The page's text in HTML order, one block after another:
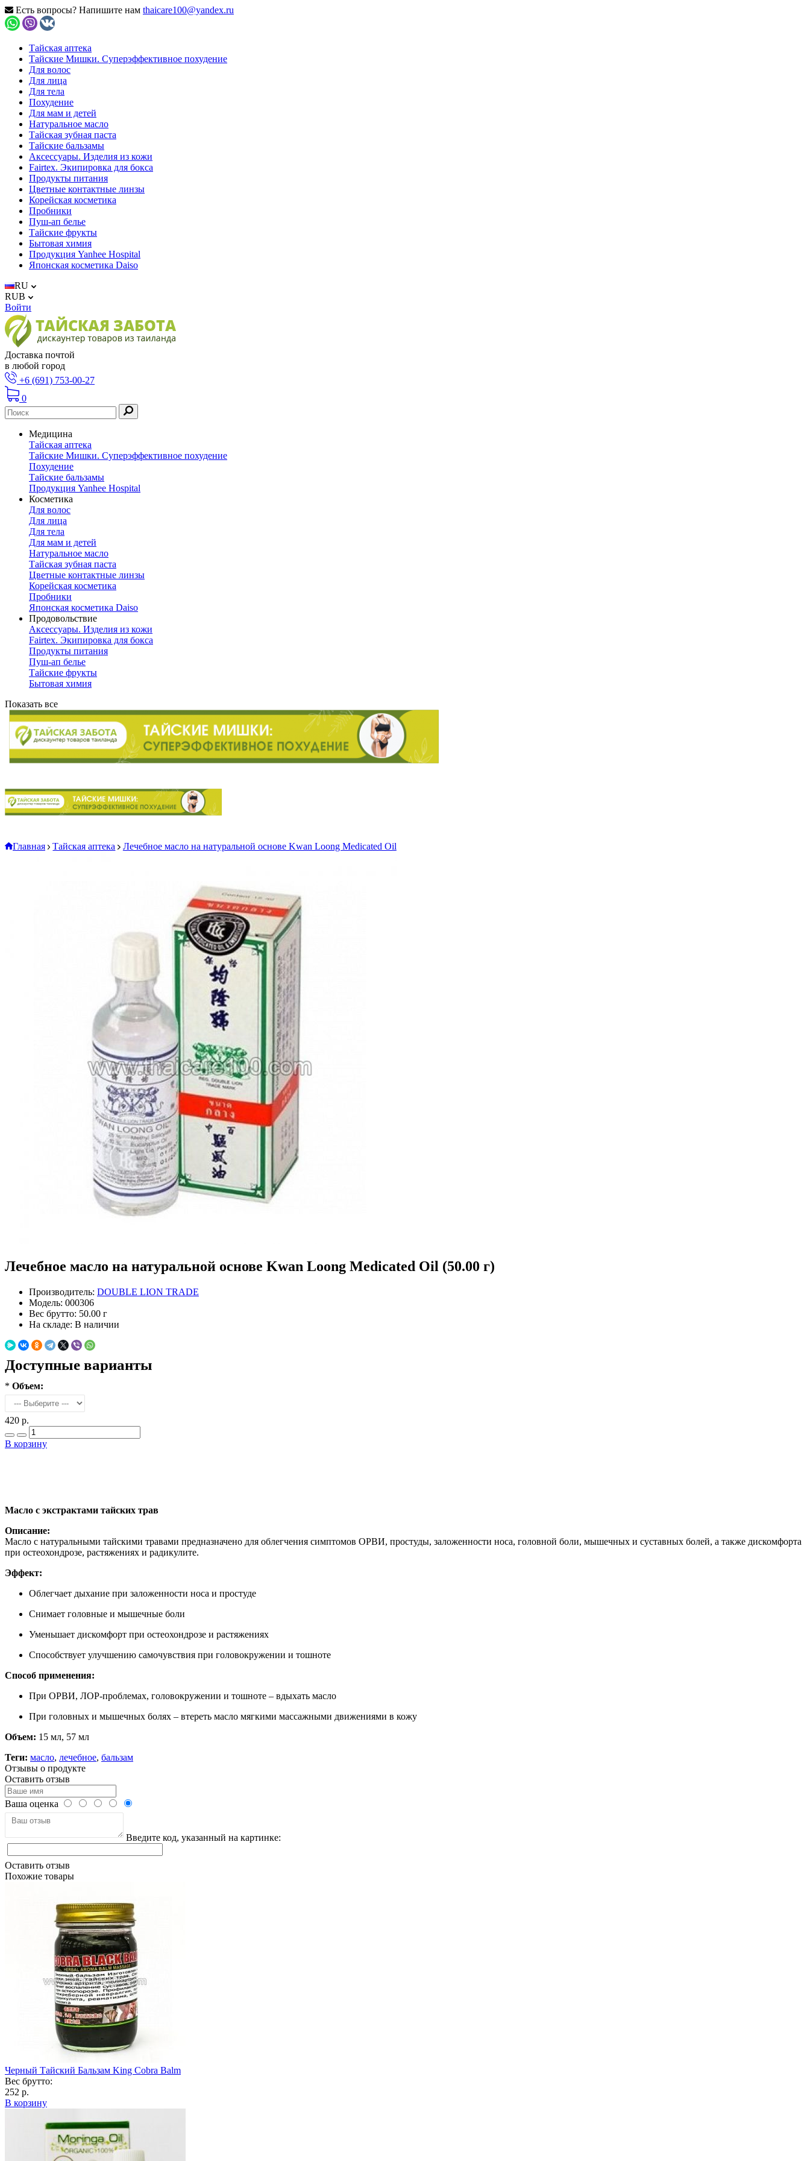
Есть вопросы? Напишите нам thaicare100@yandex.ru
Тайская аптека
Тайские Мишки. Суперэффективное похудение
Для волос
Для лица
Для тела
Похудение
Для мам и детей
Натуральное масло
Тайская зубная паста
Тайские бальзамы
Аксессуары. Изделия из кожи
Fairtex. Экипировка для бокса
Продукты питания
Цветные контактные линзы
Корейская косметика
Пробники
Пуш-ап белье
Тайские фрукты
Бытовая химия
Продукция Yanhee Hospital
Японская косметика Daiso
RU
RUB
Войти
Доставка почтой
в любой город
+6 (691) 753-00-27
0
Медицина
Тайская аптека
Тайские Мишки. Суперэффективное похудение
Похудение
Тайские бальзамы
Продукция Yanhee Hospital
Косметика
Для волос
Для лица
Для тела
Для мам и детей
Натуральное масло
Тайская зубная паста
Цветные контактные линзы
Корейская косметика
Пробники
Японская косметика Daiso
Продовольствие
Аксессуары. Изделия из кожи
Fairtex. Экипировка для бокса
Продукты питания
Пуш-ап белье
Тайские фрукты
Бытовая химия
Показать все
Главная Тайская аптека Лечебное масло на натуральной основе Kwan Loong Medicated Oil
Лечебное масло на натуральной основе Kwan Loong Medicated Oil (50.00 г)
Производитель: DOUBLE LION TRADE
Модель: 000306
Вес брутто: 50.00 г
На складе: В наличии
Доступные варианты
* Объем:
420 р.
В корзину
Масло с экстрактами тайских трав
Описание:
Масло с натуральными тайскими травами предназначено для облегчения симптомов ОРВИ, простуды, заложенности носа, головной боли, мышечных и суставных болей, а также дискомфорта
при остеохондрозе, растяжениях и радикулите.
Эффект:
Облегчает дыхание при заложенности носа и простуде
Снимает головные и мышечные боли
Уменьшает дискомфорт при остеохондрозе и растяжениях
Способствует улучшению самочувствия при головокружении и тошноте
Способ применения:
При ОРВИ, ЛОР-проблемах, головокружении и тошноте – вдыхать масло
При головных и мышечных болях – втереть масло мягкими массажными движениями в кожу
Объем: 15 мл, 57 мл
Теги: масло, лечебное, бальзам
Отзывы о продукте
Оставить отзыв
Ваша оценка
Введите код, указанный на картинке:
Оставить отзыв
Похожие товары
Черный Тайский Бальзам King Cobra Balm
Вес брутто:
252 р.
В корзину